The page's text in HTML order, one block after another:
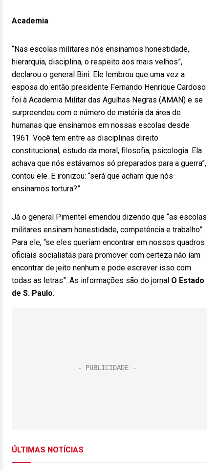
Academia
“Nas escolas militares nós ensinamos honestidade,
hierarquia, disciplina, o respeito aos mais velhos”,
declarou o general Bini. Ele lembrou que uma vez a
esposa do então presidente Fernando Henrique Cardoso
foi à Academia Militar das Agulhas Negras (AMAN) e se
surpreendeu com o número de matéria da área de
humanas que ensinamos em nossas escolas desde
1961. Você tem entre as disciplinas direito
constitucional, estudo da moral, filosofia, psicologia. Ela
achava que nós estávamos só preparados para a guerra”,
contou ele. E ironizou: “será que acham que nós
ensinamos tortura?”
Já o general Pimentel emendou dizendo que “as escolas
militares ensinam honestidade, competência e trabalho”.
Para ele, “se eles queriam encontrar em nossos quadros
oficiais socialistas para promover com certeza não iam
encontrar de jeito nenhum e pode escrever isso com
todas as letras”. As informações são do jornal O Estado
de S. Paulo.